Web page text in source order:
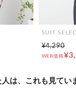
SUIT
¥4,290
WEB価格
は、これも見てい